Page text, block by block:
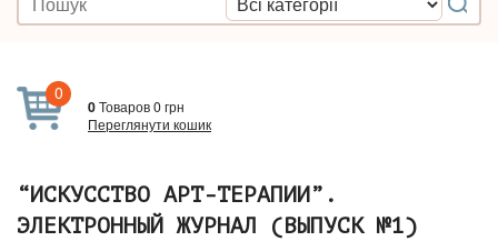
0
0Товаров0грн
Переглянути кошик
“ИСКУССТВО АРТ-ТЕРАПИИ”.
ЭЛЕКТРОННЫЙ ЖУРНАЛ (ВЫПУСК №1)